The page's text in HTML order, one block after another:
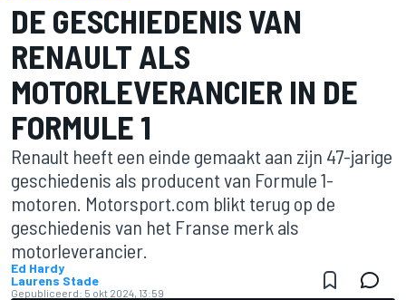
DE GESCHIEDENIS VAN
RENAULT ALS
MOTORLEVERANCIER IN DE
FORMULE 1
Renault heeft een einde gemaakt aan zijn 47-jarige
geschiedenis als producent van Formule 1-
motoren. Motorsport.com blikt terug op de
geschiedenis van het Franse merk als
motorleverancier.
Ed Hardy
Laurens Stade
Gepubliceerd: 5 okt 2024, 13:59